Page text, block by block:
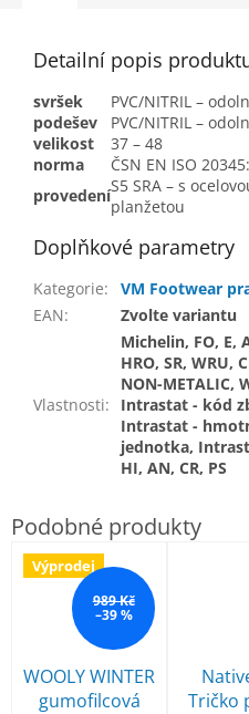
Detailní popis
svršek
PVC/NITRIL –
podešev
PVC/NITRIL –
velikost
37 – 48
norma
ČSN EN ISO
provedeníS5 SRA – s
planžetou
Doplňkové parametry
Kategorie:
VM Footwear
EAN: Zvolte variantu
Vlastnosti:
Michelin, FO, E,
HRO, SR, WRU,
NON-METALIC,
Intrastat - kód
Intrastat -
jednotka,
HI, AN, CR, PS
Výprodej
989 Kč
–39 %
WOOLY WINTER
gumofilcová
Tričko